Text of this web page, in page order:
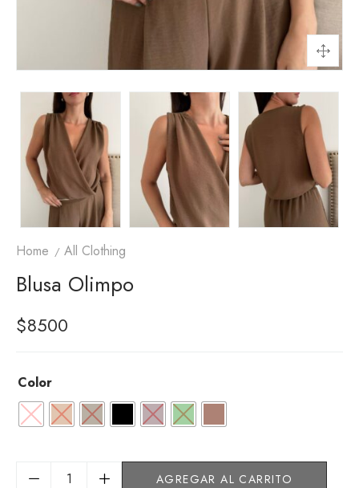
Home All Clothing
Blusa Olimpo
$8500
Color
AGREGAR AL CARRITO